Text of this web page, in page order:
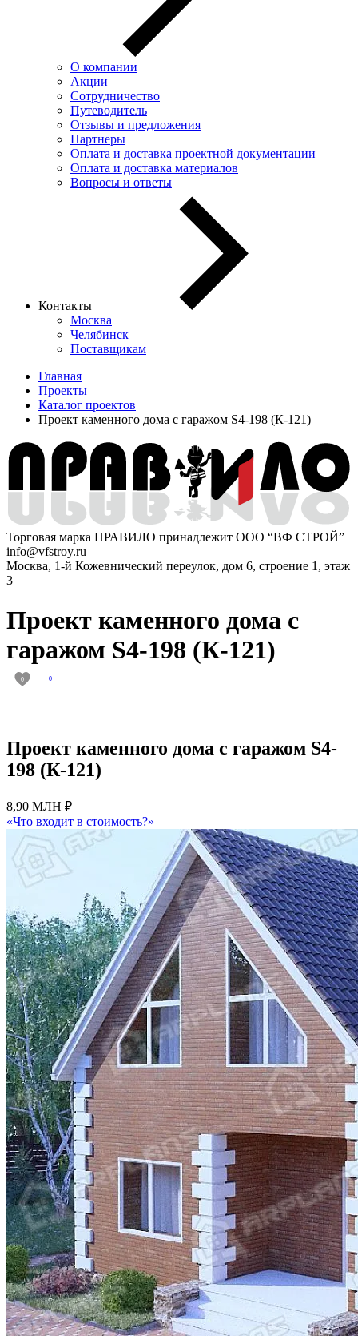
О компании
Акции
Сотрудничество
Путеводитель
Отзывы и предложения
Партнеры
Оплата и доставка проектной документации
Оплата и доставка материалов
Вопросы и ответы
Контакты
Москва
Челябинск
Поставщикам
Главная
Проекты
Каталог проектов
Проект каменного дома с гаражом S4-198 (К-121)
Торговая марка ПРАВИЛО принадлежит ООО “ВФ СТРОЙ”
info@vfstroy.ru
Москва, 1-й Кожевнический переулок, дом 6, строение 1, этаж
3
Проект каменного дома с
гаражом S4-198 (К-121)
0 0
Проект каменного дома с гаражом S4-
198 (К-121)
8,90 МЛН ₽
«Что входит в стоимость?»